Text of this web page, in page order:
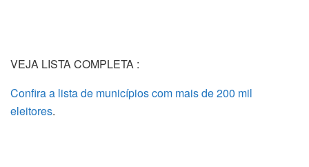
VEJA LISTA COMPLETA :
Confira a lista de municípios com mais de 200 mil
eleitores.